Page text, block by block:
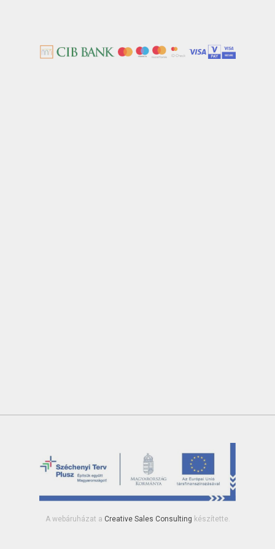
A webáruházat a Creative Sales Consulting készítette.